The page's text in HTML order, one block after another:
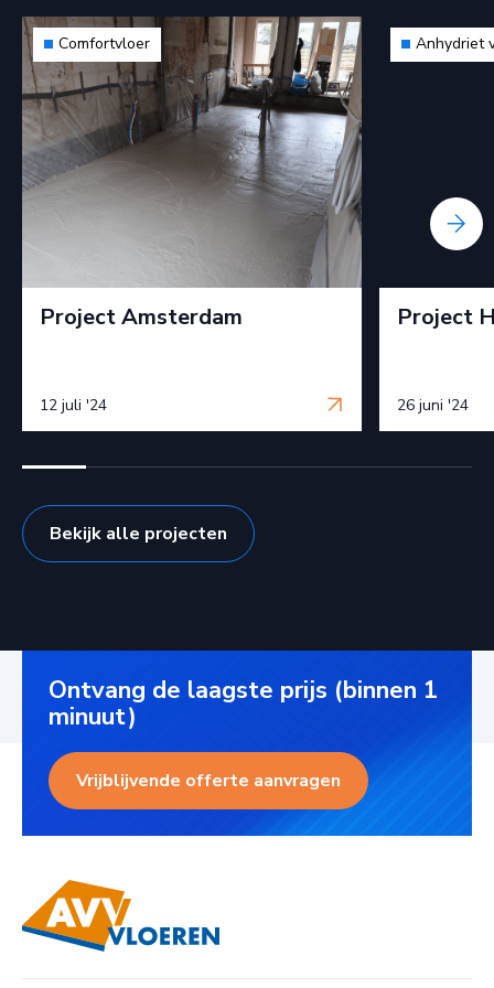
Comfortvloer
Project Amsterdam
12 juli '24
Anhydriet
Project
26 juni '24
Bekijk alle projecten
Ontvang de laagste prijs (binnen 1
minuut)
Vrijblijvende offerte aanvragen